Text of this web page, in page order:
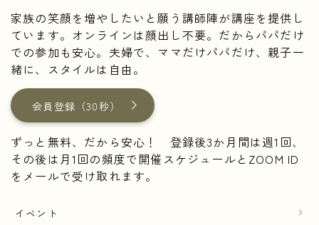
家族の笑顔を増やしたいと願う講師陣が講座を提供し
ています。オンラインは顔出し不要。だからパパだけ
での参加も安心。夫婦で、ママだけパパだけ、親子一
緒に、スタイルは自由。
会員登録（30秒）
ずっと無料、だから安心！ 登録後3か月間は週1回、
その後は月1回の頻度で開催スケジュールとZOOM ID
をメールで受け取れます。
イベント